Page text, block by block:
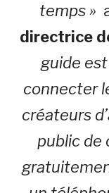
temps »
directrice
guide
connecter
créateurs
public de